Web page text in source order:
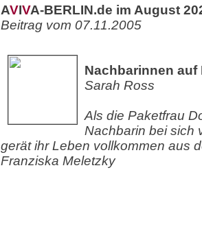
AVIVA-BERLIN.de im August
Beitrag vom 07.11.2005
Nachbarinnen auf
Sarah Ross
Als die Paketfrau
Nachbarin bei sich
gerät ihr Leben vollkommen aus
Franziska Meletzky